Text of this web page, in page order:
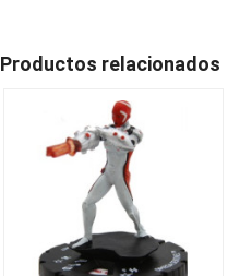
Productos relacionados